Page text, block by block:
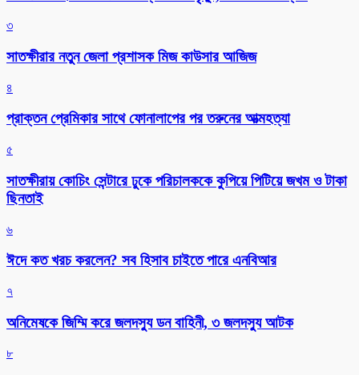
৩
সাতক্ষীরার নতুন জেলা প্রশাসক মিজ কাউসার আজিজ
৪
প্রাক্তন প্রেমিকার সাথে ফোনালাপের পর তরুনের আত্মহত্যা
৫
সাতক্ষীরায় কোচিং সেন্টারে ঢুকে পরিচালককে কুপিয়ে পিটিয়ে জখম ও টাকা
ছিনতাই
৬
ঈদে কত খরচ করলেন? সব হিসাব চাইতে পারে এনবিআর
৭
অনিমেষকে জিম্মি করে জলদস্যু ডন বাহিনী, ৩ জলদস্যু আটক
৮